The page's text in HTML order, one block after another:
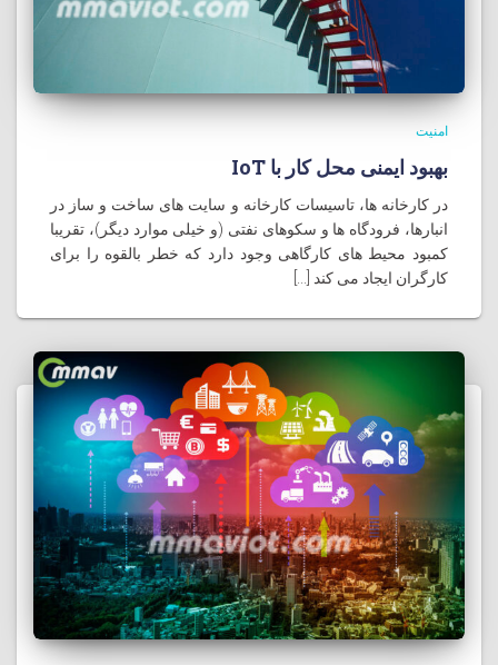
امنیت
بهبود ایمنی محل کار با IoT
در کارخانه ها، تاسیسات کارخانه و سایت های ساخت و ساز در
انبارها، فرودگاه ها و سکوهای نفتی (و خیلی موارد دیگر)، تقریبا
کمبود محیط های کارگاهی وجود دارد که خطر بالقوه را برای
کارگران ایجاد می کند [...]